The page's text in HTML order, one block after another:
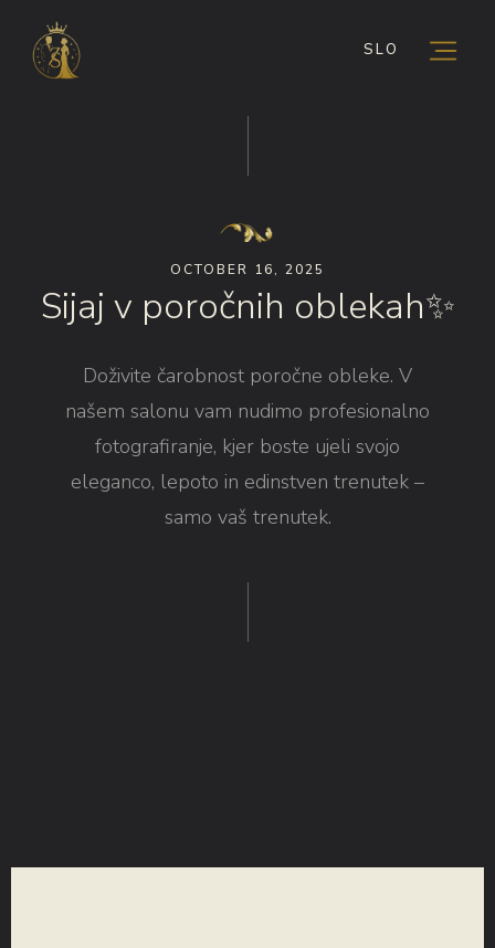
SLO
OCTOBER 16, 2025
Sijaj v poročnih oblekah✨
Doživite čarobnost poročne obleke. V
našem salonu vam nudimo profesionalno
fotografiranje, kjer boste ujeli svojo
eleganco, lepoto in edinstven trenutek –
samo vaš trenutek.